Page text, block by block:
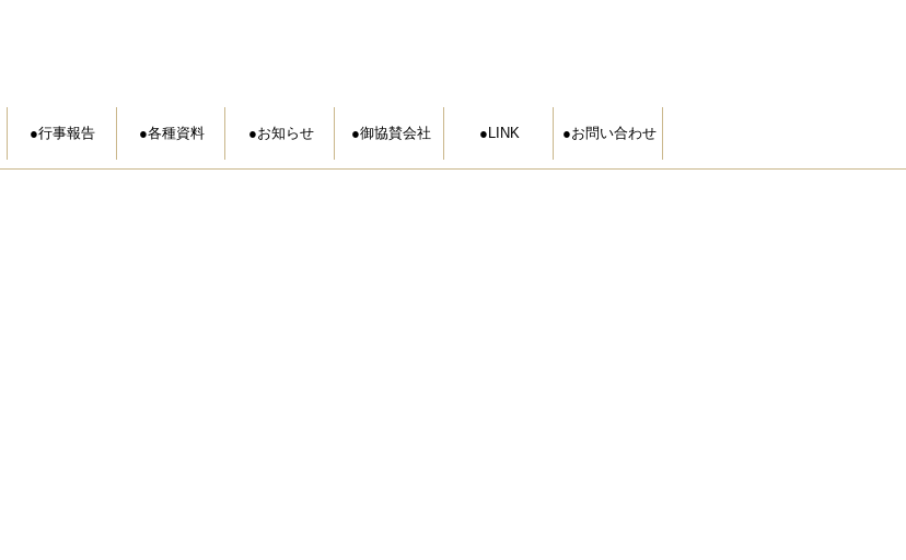
行事報告 各種資料 お知らせ 御協賛会社 LINK お問い合わせ